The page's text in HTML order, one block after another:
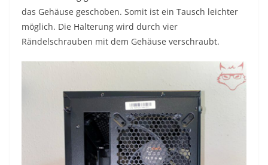
das Gehäuse geschoben. Somit ist ein Tausch leichter
möglich. Die Halterung wird durch vier
Rändelschrauben mit dem Gehäuse verschraubt.